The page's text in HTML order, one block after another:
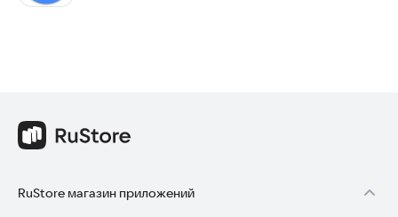
RuStore магазин приложений